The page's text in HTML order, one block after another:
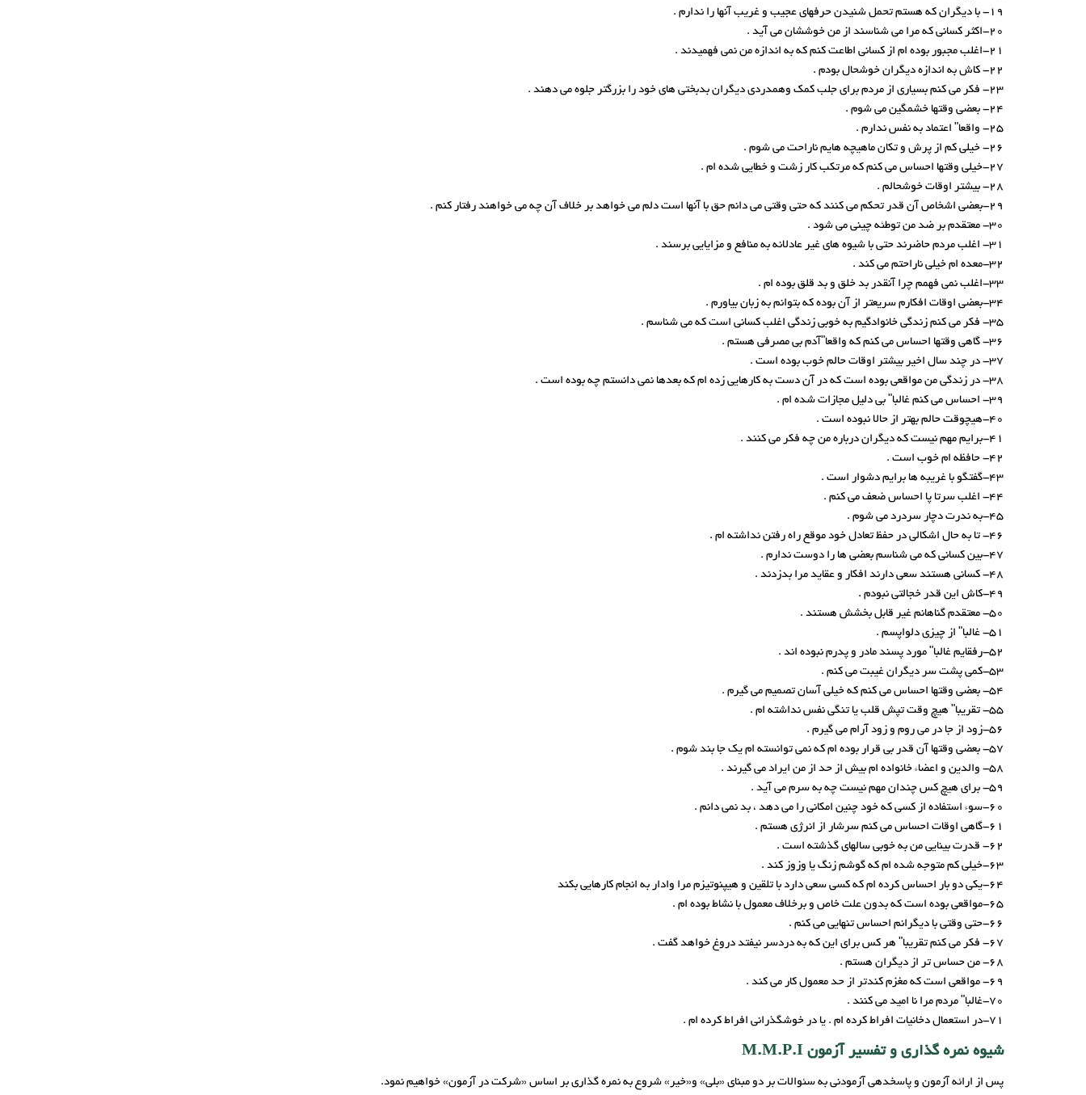
19- با دیگران که هستم تحمل شنیدن حرفهای عجیب و غریب آنها را ندارم .
20-اکثر کسانی که مرا می شناسند از من خوششان می آید .
21-اغلب مجبور بوده ام از کسانی اطاعت کنم که به اندازه من نمی فهمیدند .
22- کاش به اندازه دیگران خوشحال بودم .
23- فکر می کنم بسیاری از مردم برای جلب کمک وهمدردی دیگران بدبختی های خود را بزرگتر جلوه می دهند .
24- بعضی وقتها خشمگین می شوم .
25- واقعا" اعتماد به نفس ندارم .
26- خیلی کم از پرش و تکان ماهیچه هایم ناراحت می شوم .
27-خیلی وقتها احساس می کنم که مرتکب کار زشت و خطایی شده ام .
28- بیشتر اوقات خوشحالم .
29-بعضی اشخاص آن قدر تحکم می کنند که حتی وقتی می دانم حق با آنها است دلم می خواهد بر خلاف آن چه می خواهند رفتار کنم .
30- معتقدم بر ضد من توطئه چینی می شود .
31- اغلب مردم حاضرند حتی با شیوه های غیر عادلانه به منافع و مزایایی برسند .
32-معده ام خیلی ناراحتم می کند .
33-اغلب نمی فهمم چرا آنقدر بد خلق و بد قلق بوده ام .
34-بعضی اوقات افکارم سریعتر از آن بوده که بتوانم به زبان بیاورم .
35- فکر می کنم زندگی خانوادگیم به خوبی زندگی اغلب کسانی است که می شناسم .
36- گاهی وقتها احساس می کنم که واقعا"آدم بی مصرفی هستم .
37- در چند سال اخیر بیشتر اوقات حالم خوب بوده است .
38- در زندگی من مواقعی بوده است که در آن دست به کارهایی زده ام که بعدها نمی دانستم چه بوده است .
39- احساس می کنم غالبا" بی دلیل مجازات شده ام .
40-هیچوقت حالم بهتر از حالا نبوده است .
41-برایم مهم نیست که دیگران درباره من چه فکر می کنند .
42- حافظه ام خوب است .
43-گفتگو با غریبه ها برایم دشوار است .
44- اغلب سرتا پا احساس ضعف می کنم .
45-به ندرت دچار سردرد می شوم .
46- تا به حال اشکالی در حفظ تعادل خود موقع راه رفتن نداشته ام .
47-بین کسانی که می شناسم بعضی ها را دوست ندارم .
48- کسانی هستند سعی دارند افکار و عقاید مرا بدزدند .
49-کاش این قدر خجالتی نبودم .
50- معتقدم گناهانم غیر قابل بخشش هستند .
51- غالبا" از چیزی دلواپسم .
52-رفقایم غالبا" مورد پسند مادر و پدرم نبوده اند .
53-کمی پشت سر دیگران غیبت می کنم .
54- بعضی وقتها احساس می کنم که خیلی آسان تصمیم می گیرم .
55- تقریبا" هیچ وقت تپش قلب یا تنگی نفس نداشته ام .
56-زود از جا در می روم و زود آرام می گیرم .
57- بعضی وقتها آن قدر بی قرار بوده ام که نمی توانسته ام یک جا بند شوم .
58- والدین و اعضاء خانواده ام بیش از حد از من ایراد می گیرند .
59- برای هیچ کس چندان مهم نیست چه به سرم می آید .
60-سوء استفاده از کسی که خود چنین امکانی را می دهد ، بد نمی دانم .
61-گاهی اوقات احساس می کنم سرشار از انرژی هستم .
62- قدرت بینایی من به خوبی سالهای گذشته است .
63-خیلی کم متوجه شده ام که گوشم زنگ یا وزوز کند .
64-یکی دو بار احساس کرده ام که کسی سعی دارد با تلقین و هیپنوتیزم مرا وادار به انجام کارهایی بکند
65-مواقعی بوده است که بدون علت خاص و برخلاف معمول با نشاط بوده ام .
66-حتی وقتی با دیگرانم احساس تنهایی می کنم .
67- فکر می کنم تقریبا" هر کس برای این که به دردسر نیفتد دروغ خواهد گفت .
68- من حساس تر از دیگران هستم .
69- مواقعی است که مغزم کندتر از حد معمول کار می کند .
70-غالبا" مردم مرا نا امید می کنند .
71-در استعمال دخانیات افراط کرده ام . یا در خوشگذرانی افراط کرده ام .
شیوه نمره گذاری و تفسیر آزمون M.M.P.I
پس از ارائه آزمون و پاسخدهی آزمودنی به سئوالات بر دو مبنای «بلی» و«خیر» شروع به نمره گذاری بر اساس «شرکت در آزمون» خواهیم نمود.